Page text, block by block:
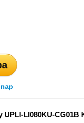
UPLI-LI080KU-CG01B